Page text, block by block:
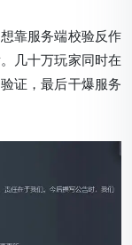
靠服务端校验反作
几十万玩家同时在
证，最后干爆服务